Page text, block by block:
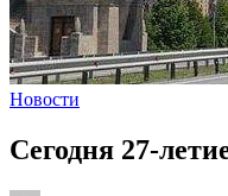
Новости
Сегодня 27-